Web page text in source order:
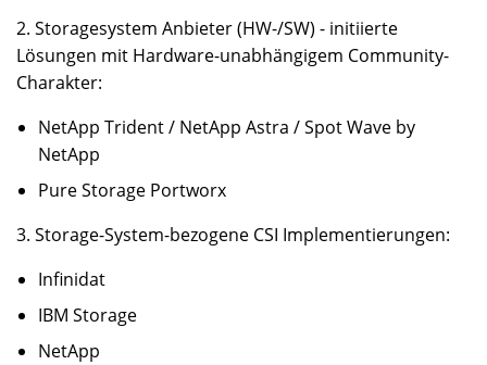
2. Storagesystem Anbieter (HW-/SW) - initiierte
Lösungen mit Hardware-unabhängigem Community-
Charakter:
NetApp Trident / NetApp Astra / Spot Wave by
NetApp
Pure Storage Portworx
3. Storage-System-bezogene CSI Implementierungen:
Infinidat
IBM Storage
NetApp